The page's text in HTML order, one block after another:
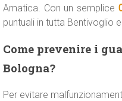
Amatica. Con un semplice
puntuali in tutta Bentivoglio
Come prevenire i
Bologna?
Per evitare